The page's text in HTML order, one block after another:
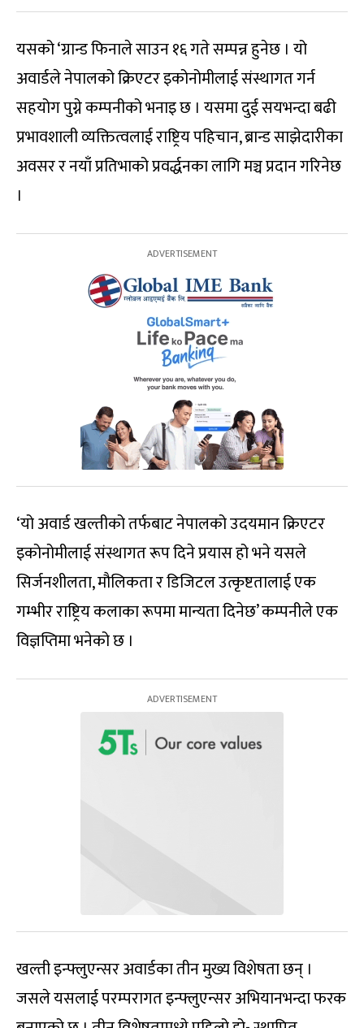
यसको ‘ग्रान्ड फिनाले साउन १६ गते सम्पन्न हुनेछ । यो
अवार्डले नेपालको क्रिएटर इकोनोमीलाई संस्थागत गर्न
सहयोग पुग्ने कम्पनीको भनाइ छ । यसमा दुई सयभन्दा बढी
प्रभावशाली व्यक्तित्वलाई राष्ट्रिय पहिचान, ब्रान्ड साझेदारीका
अवसर र नयाँ प्रतिभाको प्रवर्द्धनका लागि मञ्च प्रदान गरिनेछ
।
‘यो अवार्ड खल्तीको तर्फबाट नेपालको उदयमान क्रिएटर
इकोनोमीलाई संस्थागत रूप दिने प्रयास हो भने यसले
सिर्जनशीलता, मौलिकता र डिजिटल उत्कृष्टतालाई एक
गम्भीर राष्ट्रिय कलाका रूपमा मान्यता दिनेछ’ कम्पनीले एक
विज्ञप्तिमा भनेको छ ।
खल्ती इन्फ्लुएन्सर अवार्डका तीन मुख्य विशेषता छन् ।
जसले यसलाई परम्परागत इन्फ्लुएन्सर अभियानभन्दा फरक